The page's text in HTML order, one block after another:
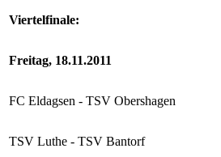
Viertelfinale:
Freitag, 18.11.2011
FC Eldagsen - TSV Obershagen
TSV Luthe - TSV Bantorf